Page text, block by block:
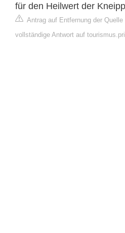
für den Heilwert der
Antrag auf Entfernung der Quelle
vollständige Antwort auf